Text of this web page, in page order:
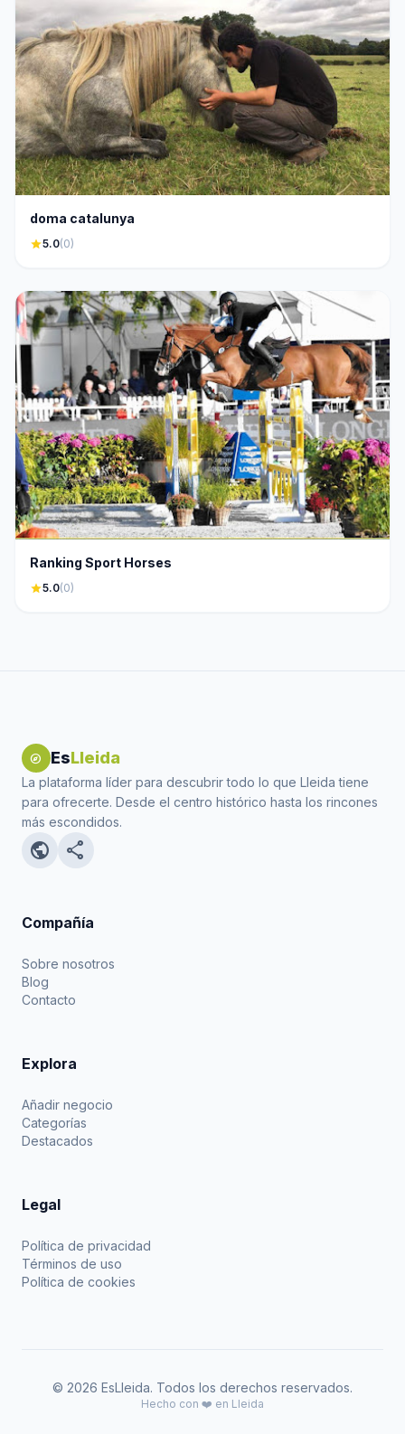
doma catalunya
star5.0(0)
Ranking Sport Horses
star5.0(0)
explore EsLleida
La plataforma líder para descubrir todo lo que Lleida tiene
para ofrecerte. Desde el centro histórico hasta los rincones
más escondidos.
public share
Compañía
Sobre nosotros
Blog
Contacto
Explora
Añadir negocio
Categorías
Destacados
Legal
Política de privacidad
Términos de uso
Política de cookies
© 2026 EsLleida. Todos los derechos reservados.
Hecho con ❤️ en Lleida